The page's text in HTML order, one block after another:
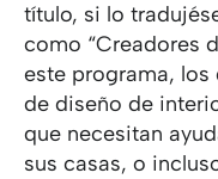
título, si lo
como “Creadores
este programa,
de diseño de
que necesitan
sus casas, o